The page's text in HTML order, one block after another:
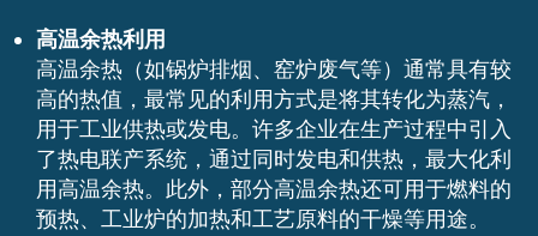
高温余热利用
高温余热（如锅炉排烟、窑炉废气等）通常具有较
高的热值，最常见的利用方式是将其转化为蒸汽，
用于工业供热或发电。许多企业在生产过程中引入
了热电联产系统，通过同时发电和供热，最大化利
用高温余热。此外，部分高温余热还可用于燃料的
预热、工业炉的加热和工艺原料的干燥等用途。